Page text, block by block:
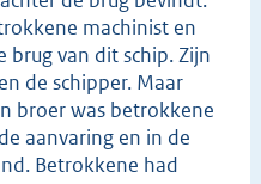
machinist en
van dit schip. Zijn
de schipper. Maar
broer was betrokkene
aanvaring en in de
Betrokkene had